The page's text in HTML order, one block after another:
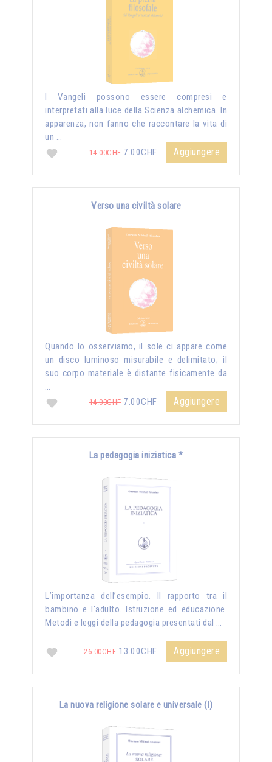
I Vangeli possono essere compresi e
interpretati alla luce della Scienza alchemica. In
apparenza, non fanno che raccontare la vita di
un …
14.00CHF7.00CHF Aggiungere
Verso una civiltà solare
Quando lo osserviamo, il sole ci appare come
un disco luminoso misurabile e delimitato; il
suo corpo materiale è distante fisicamente da
…
14.00CHF7.00CHF Aggiungere
La pedagogia iniziatica *
L’importanza dell’esempio. Il rapporto tra il
bambino e l'adulto. Istruzione ed educazione.
Metodi e leggi della pedagogia presentati dal …
26.00CHF 13.00CHF Aggiungere
La nuova religione solare e universale (I)